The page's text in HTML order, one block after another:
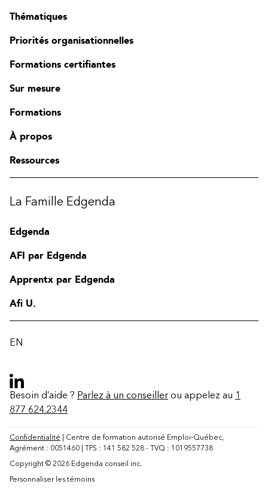
FAQ
Modifier la région
Thématiques
Priorités organisationnelles
Formations certifiantes
Sur mesure
Formations
À propos
Ressources
La Famille Edgenda
Edgenda
AFI par Edgenda
Apprentx par Edgenda
Afi U.
EN
Besoin d’aide ? Parlez à un conseiller ou appelez au 1
877 624.2344
Confidentialité | Centre de formation autorisé Emploi-Québec,
Agrément : 0051460 | TPS : 141 582 528 - TVQ : 1019557738
Copyright © 2026 Edgenda conseil inc.
Personnaliser les témoins